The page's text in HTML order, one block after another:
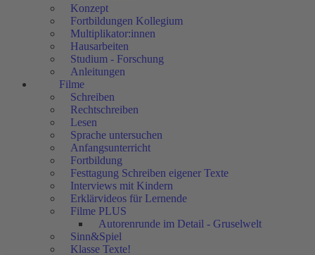
Konzept
Fortbildungen Kollegium
Multiplikator:innen
Hausarbeiten
Studium - Forschung
Anleitungen
Filme
Schreiben
Rechtschreiben
Lesen
Sprache untersuchen
Anfangsunterricht
Fortbildung
Festtagung Schreiben eigener Texte
Interviews mit Kindern
Erklärvideos für Lernende
Filme PLUS
Autorenrunde im Detail - Gruselwelt
Sinn&Spiel
Klasse Texte!